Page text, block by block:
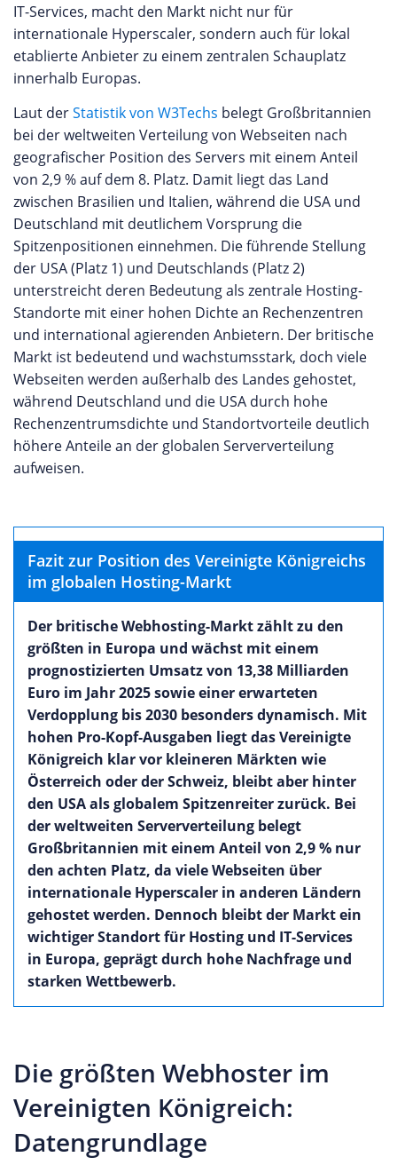
IT-Services, macht den Markt nicht nur für
internationale Hyperscaler, sondern auch für lokal
etablierte Anbieter zu einem zentralen Schauplatz
innerhalb Europas.
Laut derStatistik von W3Techs belegt Großbritannien
bei der weltweiten Verteilung von Webseiten nach
geografischer Position des Servers mit einem Anteil
von 2,9 % auf dem 8. Platz. Damit liegt das Land
zwischen Brasilien und Italien, während die USA und
Deutschland mit deutlichem Vorsprung die
Spitzenpositionen einnehmen. Die führende Stellung
der USA (Platz 1) und Deutschlands (Platz 2)
unterstreicht deren Bedeutung als zentrale Hosting-
Standorte mit einer hohen Dichte an Rechenzentren
und international agierenden Anbietern. Der britische
Markt ist bedeutend und wachstumsstark, doch viele
Webseiten werden außerhalb des Landes gehostet,
während Deutschland und die USA durch hohe
Rechenzentrumsdichte und Standortvorteile deutlich
höhere Anteile an der globalen Serververteilung
aufweisen.
Fazit zur Position des Vereinigte Königreichs
im globalen Hosting-Markt
Der britische Webhosting-Markt zählt zu den
größten in Europa und wächst mit einem
prognostizierten Umsatz von 13,38 Milliarden
Euro im Jahr 2025 sowie einer erwarteten
Verdopplung bis 2030 besonders dynamisch. Mit
hohen Pro-Kopf-Ausgaben liegt das Vereinigte
Königreich klar vor kleineren Märkten wie
Österreich oder der Schweiz, bleibt aber hinter
den USA als globalem Spitzenreiter zurück. Bei
der weltweiten Serververteilung belegt
Großbritannien mit einem Anteil von 2,9 % nur
den achten Platz, da viele Webseiten über
internationale Hyperscaler in anderen Ländern
gehostet werden. Dennoch bleibt der Markt ein
wichtiger Standort für Hosting und IT-Services
in Europa, geprägt durch hohe Nachfrage und
starken Wettbewerb.
Die größten Webhoster im
Vereinigten Königreich:
Datengrundlage